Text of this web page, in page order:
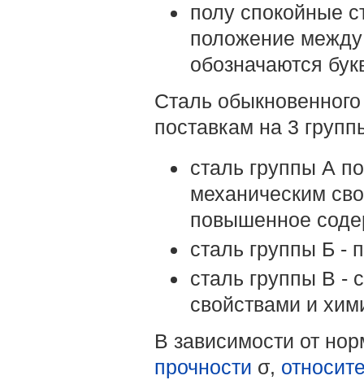
полу спокойные
положение
обозначаются
Сталь
поставкам на 3
сталь группы А
механическим
повышенное
сталь группы Б -
сталь группы В -
свойствами и
В зависимости от
прочности σ,